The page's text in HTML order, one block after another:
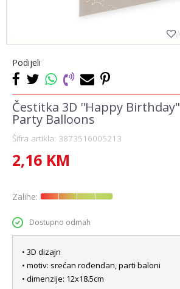
Podijeli
Čestitka 3D ''Happy Birthday"
Party Balloons
Šifra artikla: 3873516005213
2,16 KM
Zalihe:
Dostupno odmah
• 3D dizajn
• motiv: srećan rođendan, parti baloni
• dimenzije: 12x18.5cm